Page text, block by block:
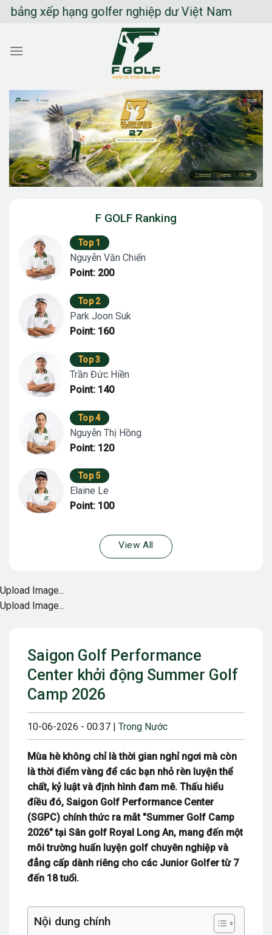
Chuyển
dung
xếp hạng golfer nghiệp dư Việt Nam
Saigon Golf Performance
Center khởi động Summer Golf
Camp 2026
10-06-2026 - 00:37 | Trong Nước
Mùa hè không chỉ là thời gian nghỉ ngơi mà còn
là thời điểm vàng để các bạn nhỏ rèn luyện thể
chất, kỷ luật và định hình đam mê. Thấu hiểu
điều đó, Saigon Golf Performance Center
(SGPC) chính thức ra mắt "Summer Golf Camp
2026" tại Sân golf Royal Long An, mang đến một
môi trường huấn luyện golf chuyên nghiệp và
đẳng cấp dành riêng cho các Junior Golfer từ 7
đến 18 tuổi.
Nội dung chính
F GOLF Ranking
Top 1
Nguyễn Văn Chiến
Point: 200
Top 2
Park Joon Suk
Point: 160
Top 3
Trần Đức Hiền
Point: 140
Top 4
Nguyễn Thị Hồng
Point: 120
Top 5
Elaine Le
Point: 100
View All
Upload Image...
Upload Image...